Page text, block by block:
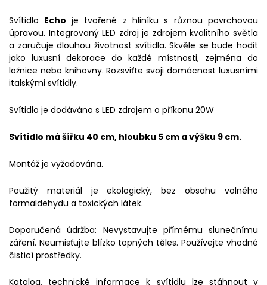
Svítidlo Echo je tvořené z hliníku s různou povrchovou
úpravou. Integrovaný LED zdroj je zdrojem kvalitního světla
a zaručuje dlouhou životnost svítidla. Skvěle se bude hodit
jako luxusní dekorace do každé místnosti, zejména do
ložnice nebo knihovny. Rozsviťte svoji domácnost luxusními
italskými svítidly.
Svítidlo je dodáváno s LED zdrojem o příkonu 20W
Svítidlo má šířku 40 cm, hloubku 5 cm a výšku 9 cm.
Montáž je vyžadována.
Použitý materiál je ekologický, bez obsahu volného
formaldehydu a toxických látek.
Doporučená údržba: Nevystavujte přímému slunečnímu
záření. Neumisťujte blízko topných těles. Používejte vhodné
čisticí prostředky.
Katalog, technické informace k svítidlu lze stáhnout v